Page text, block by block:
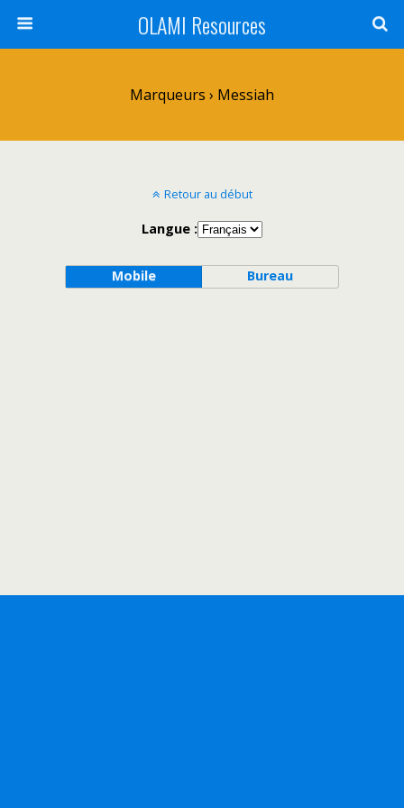
OLAMI Resources
Marqueurs › Messiah
Retour au début
Langue :
Mobile Bureau